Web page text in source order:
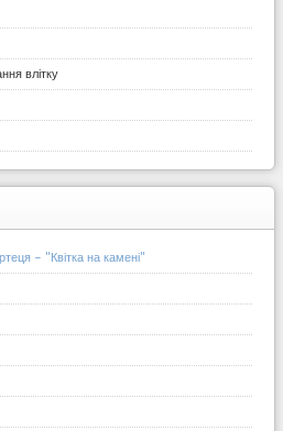
влітку
- "Квітка на камені"